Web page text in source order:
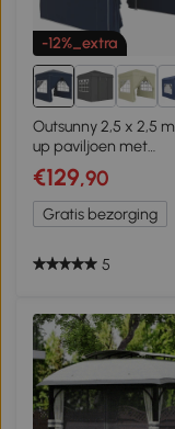
-12%_extra
1+
Outsunny 2,5 x 2,5
up paviljoen met
zijwanden en
UPF50+ in hoogte
verstelbaar tuintent,
Donkerblauw
€129,90
Gratis bezorging
5